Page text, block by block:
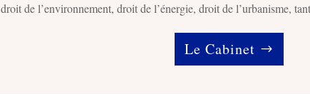
droit de l’environnement, droit de l’énergie, droit de l’urbanisme,
Le Cabinet